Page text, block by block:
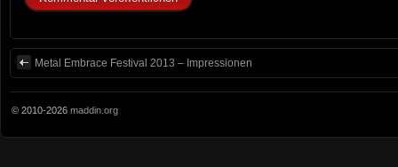
Metal Embrace Festival 2013 – Impressionen
© 2010-2026 maddin.org